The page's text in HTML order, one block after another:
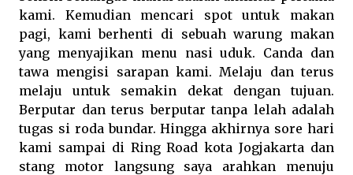
kami. Kemudian mencari spot untuk makan
pagi, kami berhenti di sebuah warung makan
yang menyajikan menu nasi uduk. Canda dan
tawa mengisi sarapan kami. Melaju dan terus
melaju untuk semakin dekat dengan tujuan.
Berputar dan terus berputar tanpa lelah adalah
tugas si roda bundar. Hingga akhirnya sore hari
kami sampai di Ring Road kota Jogjakarta dan
stang motor langsung saya arahkan menuju